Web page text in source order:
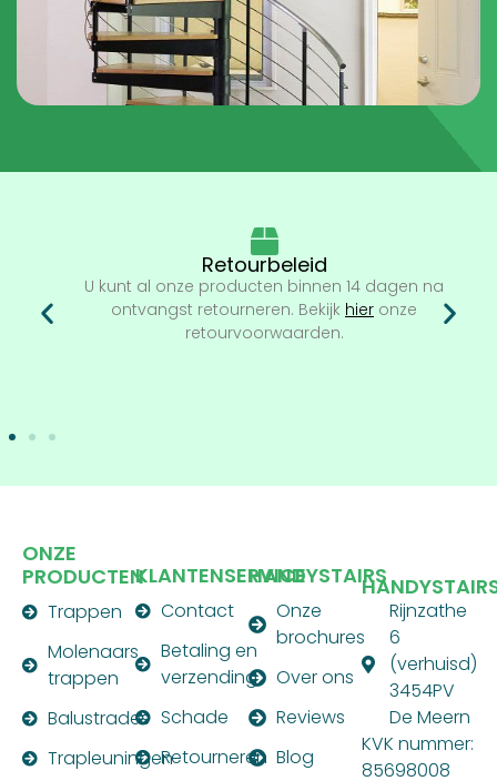
Retourbeleid
U kunt al onze producten binnen 14 dagen na
ontvangst retourneren. Bekijkhieronze
retourvoorwaarden.
ONZE
PRODUCTEN
Trappen
Molenaars
trappen
Balustrades
Trapleuningen
KLANTENSERVICE
Contact
Betaling en
verzending
Schade
Retourneren
HANDYSTAIRS
Onze
brochures
Over ons
Reviews
Blog
Rijnzathe
6
(verhuisd)
3454PV
De Meern
KVK nummer:
85698008